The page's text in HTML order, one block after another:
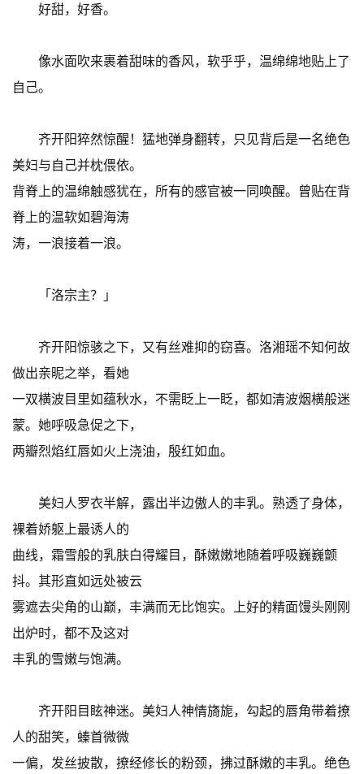
好甜，好香。
像水面吹来裹着甜味的香风，软乎乎，温绵绵地贴上了
自己。
齐开阳猝然惊醒！猛地弹身翻转，只见背后是一名绝色
美妇与自己并枕偎依。
背脊上的温绵触感犹在，所有的感官被一同唤醒。曾贴在背
脊上的温软如碧海涛
涛，一浪接着一浪。
「洛宗主？」
齐开阳惊骇之下，又有丝难抑的窃喜。洛湘瑶不知何故
做出亲昵之举，看她
一双横波目里如蕴秋水，不需眨上一眨，都如清波烟横般迷
蒙。她呼吸急促之下，
两瓣烈焰红唇如火上浇油，殷红如血。
美妇人罗衣半解，露出半边傲人的丰乳。熟透了身体，
裸着娇躯上最诱人的
曲线，霜雪般的乳肤白得耀目，酥嫩嫩地随着呼吸巍巍颤
抖。其形直如远处被云
雾遮去尖角的山巅，丰满而无比饱实。上好的精面馒头刚刚
出炉时，都不及这对
丰乳的雪嫩与饱满。
齐开阳目眩神迷。美妇人神情旖旎，勾起的唇角带着撩
人的甜笑，螓首微微
一偏，发丝披散，撩经修长的粉颈，拂过酥嫩的丰乳。绝色